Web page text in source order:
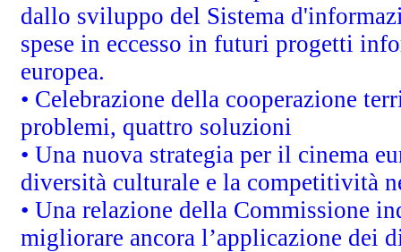
dallo sviluppo del Sistema
spese in eccesso in futuri progetti
europea.
• Celebrazione della cooperazione
problemi, quattro soluzioni
• Una nuova strategia per il cinema
diversità culturale e la competitività
• Una relazione della Commissione
migliorare ancora l’applicazione dei